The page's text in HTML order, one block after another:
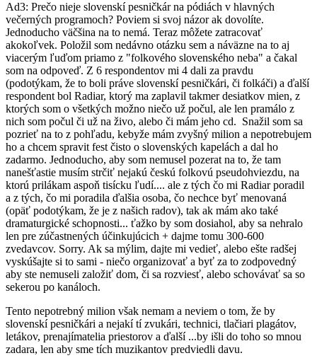
Ad3: Prečo nieje slovenskí pesničkár na pódiách v hlavných
večerných programoch? Poviem si svoj názor ak dovolíte.
Jednoducho väčšina na to nemá. Teraz môžete zatracovať
akokoľvek. Položil som nedávno otázku sem a náväzne na to aj
viacerým ľuďom priamo z "folkového slovenského neba" a čakal
som na odpoveď. Z 6 respondentov mi 4 dali za pravdu
(podotýkam, že to boli práve slovenskí pesničkári, či folkáči) a ďalší
respondent bol Radiar, ktorý ma zaplavil takmer desiatkov mien, z
ktorých som o všetkých možno niečo už počul, ale len pramálo z
nich som počul či už na živo, alebo či mám jeho cd. Snažil som sa
pozrieť na to z pohľadu, kebyže mám zvyšný milion a nepotrebujem
ho a chcem spravit fest čisto o slovenských kapelách a dal ho
zadarmo. Jednoducho, aby som nemusel pozerat na to, že tam
nanešťastie musím strčiť nejakú českú folkovú pseudohviezdu, na
ktorú prilákam aspoň tisícku ľudí.... ale z tých čo mi Radiar poradil
a z tých, čo mi poradila ďalšia osoba, čo nechce byť menovaná
(opäť podotýkam, že je z našich radov), tak ak mám ako také
dramaturgické schopnosti... ťažko by som dosiahol, aby sa nehralo
len pre zúčastnených účinkujúcich + dajme tomu 300-600
zvedavcov. Sorry. Ak sa mýlim, dajte mi vedieť, alebo ešte radšej
vyskúšajte si to sami - niečo organizovať a byť za to zodpovedný
aby ste nemuseli založiť dom, či sa rozviesť, alebo schovávať sa so
sekerou po kanáloch.
Tento nepotrebný milion však nemam a neviem o tom, že by
slovenskí pesničkári a nejakí tí zvukári, technici, tlačiari plagátov,
letákov, prenajímatelia priestorov a ďalší ...by išli do toho so mnou
zadara, len aby sme tích muzikantov predviedli davu.